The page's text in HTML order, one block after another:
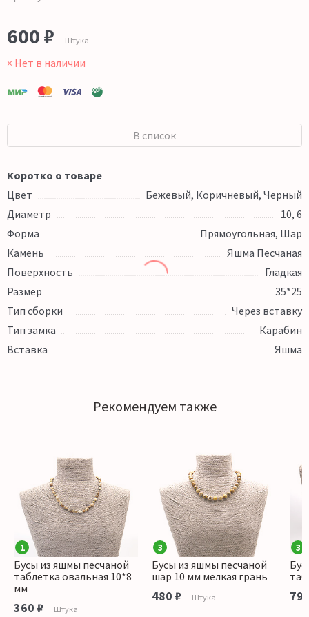
600 ₽ Штука
× Нет в наличии
В список
Коротко о товаре
Цвет
Бежевый, Коричневый, Черный
Диаметр
10, 6
Форма
Прямоугольная, Шар
Камень
Яшма Песчаная
Поверхность
Гладкая
Размер
35*25
Тип сборки
Через вставку
Тип замка
Карабин
Вставка
Яшма
Рекомендуем также
1
Бусы из яшмы песчаной
таблетка овальная 10*8
мм
360 ₽ Штука
3
Бусы из яшмы песчаной
шар 10 мм мелкая грань
480 ₽ Штука
3